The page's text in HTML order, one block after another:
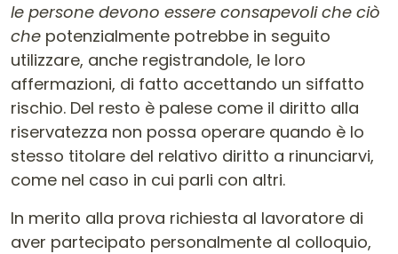
le persone devono essere consapevoli che ciò
che potenzialmente potrebbe in seguito
utilizzare, anche registrandole, le loro
affermazioni, di fatto accettando un siffatto
rischio. Del resto è palese come il diritto alla
riservatezza non possa operare quando è lo
stesso titolare del relativo diritto a rinunciarvi,
come nel caso in cui parli con altri.
In merito alla prova richiesta al lavoratore di
aver partecipato personalmente al colloquio,